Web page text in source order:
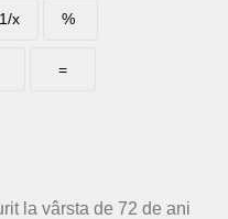
la vârsta de 72 de ani